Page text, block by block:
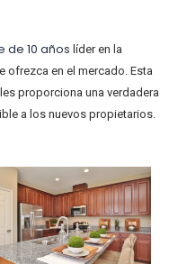
10 años líder en la
ofrezca en el mercado. Esta
proporciona una verdadera
a los nuevos propietarios.